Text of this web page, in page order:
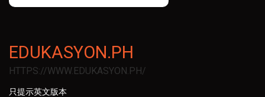
EDUKASYON.PH
HTTPS://WWW.EDUKASYON.PH/
只提示英文版本